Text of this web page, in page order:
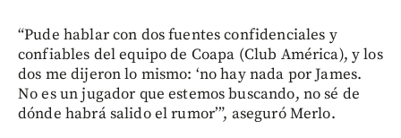
“Pude hablar con dos fuentes confidenciales y
confiables del equipo de Coapa (Club América), y los
dos me dijeron lo mismo: ‘no hay nada por James.
No es un jugador que estemos buscando, no sé de
dónde habrá salido el rumor’”, aseguró Merlo.